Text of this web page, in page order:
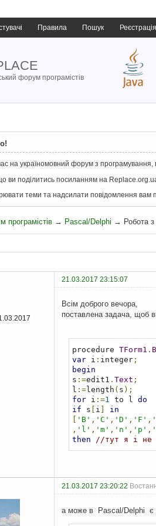
Правила Пошук Реєстрація
форум програмістів
на україномовний форум з
ви поділитись посиланням на
теми та надсилати повідомлення вам
програмістів → Pascal/Delphi → Робота
21.03.2017 23:15:07
Всім доброго вечора,
поставлена задача, щоб
procedure TForm1 .
var i : integer;
begin
s :=edit1 . Text ;
l :=length ( s );
for i :=1 to l do
if s i
in
'B' , 'C' , 'D' , 'F' ,
, 'l' , 'm' , 'n' , 'p' ,
then
//тут я і не
21.03.2017 23:20:22
а може в Pascal/Delphi є